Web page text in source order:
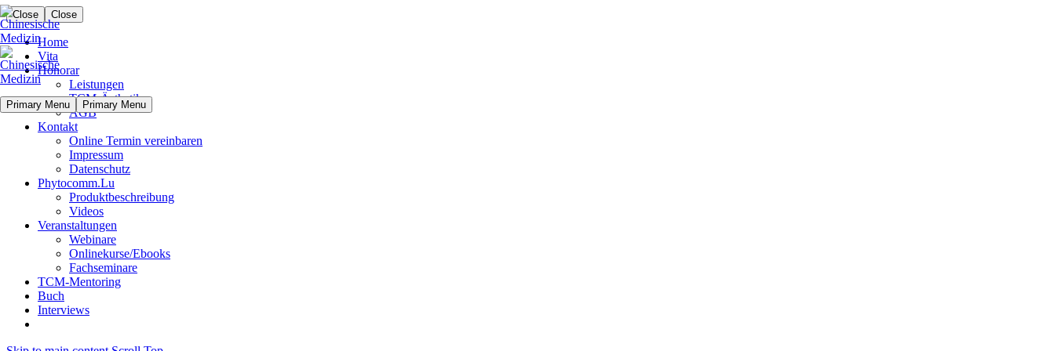
Close Close
Home
Vita
Honorar
Leistungen
TCM-Ästhetik
AGB
Kontakt
Online Termin vereinbaren
Impressum
Datenschutz
Phytocomm.Lu
Produktbeschreibung
Videos
Veranstaltungen
Webinare
Onlinekurse/Ebooks
Fachseminare
TCM-Mentoring
Buch
Interviews
Primary Menu Primary Menu